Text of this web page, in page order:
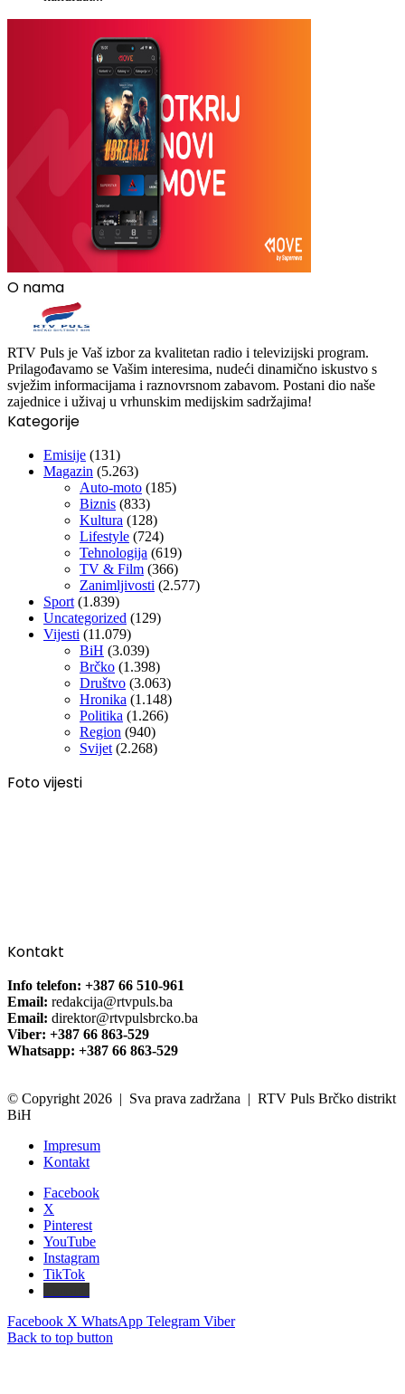
O nama
RTV Puls je Vaš izbor za kvalitetan radio i televizijski program.
Prilagođavamo se Vašim interesima, nudeći dinamično iskustvo s
svježim informacijama i raznovrsnom zabavom. Postani dio naše
zajednice i uživaj u vrhunskim medijskim sadržajima!
Kategorije
Emisije (131)
Magazin (5.263)
Auto-moto (185)
Biznis (833)
Kultura (128)
Lifestyle (724)
Tehnologija (619)
TV & Film (366)
Zanimljivosti (2.577)
Sport (1.839)
Uncategorized (129)
Vijesti (11.079)
BiH (3.039)
Brčko (1.398)
Društvo (3.063)
Hronika (1.148)
Politika (1.266)
Region (940)
Svijet (2.268)
Foto vijesti
Kontakt
Info telefon: +387 66 510-961
Email: redakcija@rtvpuls.ba
Email: direktor@rtvpulsbrcko.ba
Viber: +387 66 863-529
Whatsapp: +387 66 863-529
© Copyright 2026 | Sva prava zadržana | RTV Puls Brčko distrikt
BiH
Impresum
Kontakt
Facebook
X
Pinterest
YouTube
Instagram
TikTok
Facebook X WhatsApp Telegram Viber
Back to top button